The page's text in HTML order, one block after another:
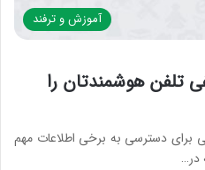
آموزش و ترفند
تلفن هوشمندتان را
برای دسترسی به برخی اطلاعات مهم
در…